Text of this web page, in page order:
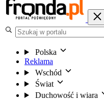
Polska
Reklama
Wschód
Świat
Duchowość i wiara